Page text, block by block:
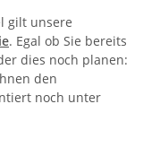
gilt unsere
. Egal ob Sie bereits
dies noch planen:
den
noch unter